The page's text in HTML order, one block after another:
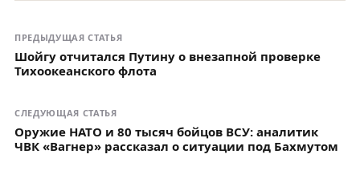
ПРЕДЫДУЩАЯ СТАТЬЯ
Шойгу отчитался Путину о внезапной проверке
Тихоокеанского флота
СЛЕДУЮЩАЯ СТАТЬЯ
Оружие НАТО и 80 тысяч бойцов ВСУ: аналитик
ЧВК «Вагнер» рассказал о ситуации под Бахмутом